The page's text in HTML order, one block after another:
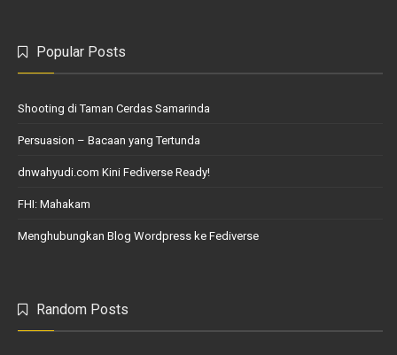
Popular Posts
Shooting di Taman Cerdas Samarinda
Persuasion – Bacaan yang Tertunda
dnwahyudi.com Kini Fediverse Ready!
FHI: Mahakam
Menghubungkan Blog Wordpress ke Fediverse
Random Posts